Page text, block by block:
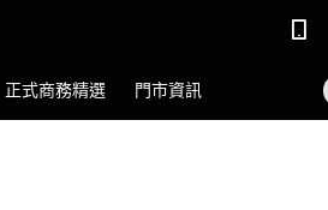
正式商務精選 門市資訊